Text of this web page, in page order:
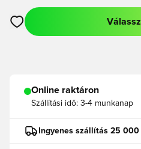
Megnyit egy modált a
Online raktáron
Szállítási idő: 3-4 munkanap
Ingyenes szállítás 25